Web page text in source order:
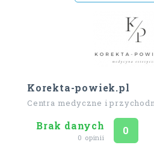
Korekta-powiek.pl
Centra medyczne i
Brak danych
0 opinii
Ocena
0